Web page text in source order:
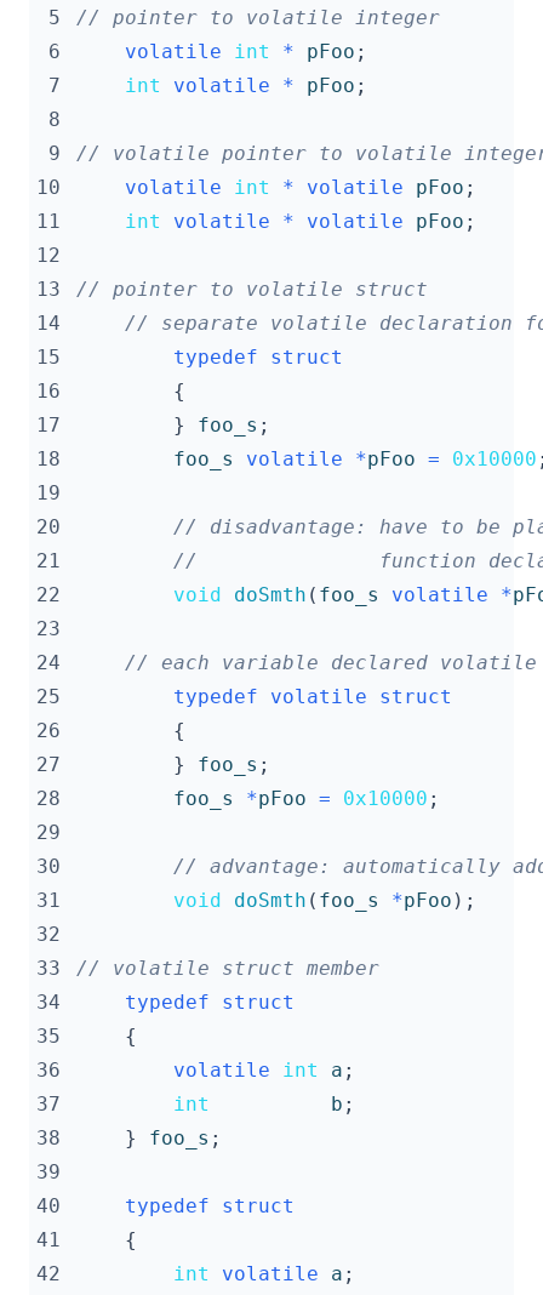
5
6
volatile int * pFoo ;
7
int volatile * pFoo ;
8
9
10
volatile int * volatile pFoo ;
11
int volatile * volatile pFoo ;
12
13
14
15
typedef
struct
16
{
17
} foo_s ;
18
foo_s volatile *pFoo = 0x10000
19
20
21
22
void doSmth ( foo_s volatile *
23
24
25
typedef volatile
struct
26
{
27
} foo_s ;
28
foo_s *pFoo = 0x10000 ;
29
30
31
void doSmth ( foo_s *pFoo );
32
33
34
typedef
struct
35
{
36
volatile int a ;
37
int b ;
38
} foo_s ;
39
40
typedef
struct
41
{
42
int volatile a ;